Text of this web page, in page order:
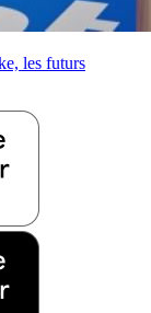
les futurs